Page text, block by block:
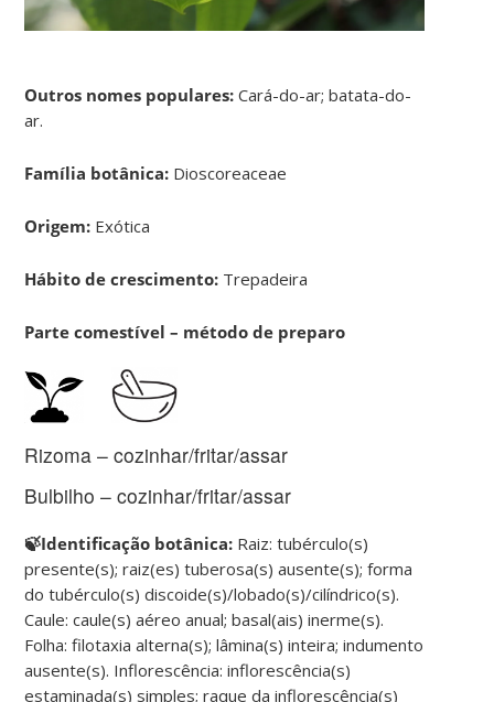
Outros nomes populares: Cará-do-ar; batata-do-
ar.
Família botânica: Dioscoreaceae
Origem: Exótica
Hábito de crescimento: Trepadeira
Parte comestível – método de preparo
Rizoma – cozinhar/fritar/assar
Bulbilho – cozinhar/fritar/assar
🍃Identificação botânica: Raiz: tubérculo(s)
presente(s); raiz(es) tuberosa(s) ausente(s); forma
do tubérculo(s) discoide(s)/lobado(s)/cilíndrico(s).
Caule: caule(s) aéreo anual; basal(ais) inerme(s).
Folha: filotaxia alterna(s); lâmina(s) inteira; indumento
ausente(s). Inflorescência: inflorescência(s)
estaminada(s) simples; raque da inflorescência(s)